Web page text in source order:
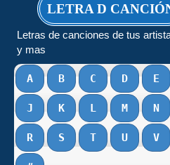
LETRA D
Letras de canciones de tus
y mas
A B C D E
J K L M N
R S T U V